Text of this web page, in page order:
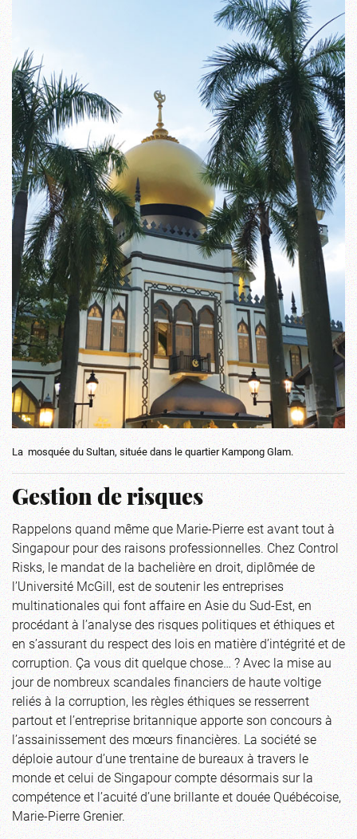
La mosquée du Sultan, située dans le quartier Kampong Glam.
Gestion de risques
Rappelons quand même que Marie-Pierre est avant tout à
Singapour pour des raisons professionnelles. Chez Control
Risks, le mandat de la bachelière en droit, diplômée de
l’Université McGill, est de soutenir les entreprises
multinationales qui font affaire en Asie du Sud-Est, en
procédant à l’analyse des risques politiques et éthiques et
en s’assurant du respect des lois en matière d’intégrité et de
corruption. Ça vous dit quelque chose… ? Avec la mise au
jour de nombreux scandales financiers de haute voltige
reliés à la corruption, les règles éthiques se resserrent
partout et l’entreprise britannique apporte son concours à
l’assainissement des mœurs financières. La société se
déploie autour d’une trentaine de bureaux à travers le
monde et celui de Singapour compte désormais sur la
compétence et l’acuité d’une brillante et douée Québécoise,
Marie-Pierre Grenier.